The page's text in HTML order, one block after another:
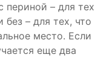
периной – для тех
– для тех, что
место. Если
еще два